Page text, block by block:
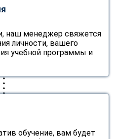
наш менеджер свяжется
личности, вашего
учебной программы и
обучение, вам будет